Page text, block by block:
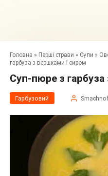
Головна » Перші страви » Супи »
гарбуза з вершками і сиром
Суп-пюре з
Гарбузовий